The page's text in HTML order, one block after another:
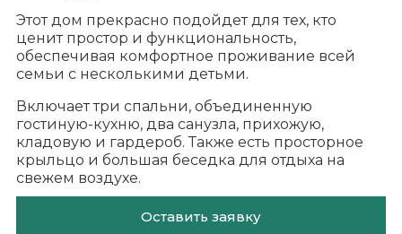
Этот дом прекрасно подойдет для тех, кто
ценит простор и функциональность,
обеспечивая комфортное проживание всей
семьи с несколькими детьми.
Включает три спальни, объединенную
гостиную-кухню, два санузла, прихожую,
кладовую и гардероб. Также есть просторное
крыльцо и большая беседка для отдыха на
свежем воздухе.
Оставить заявку